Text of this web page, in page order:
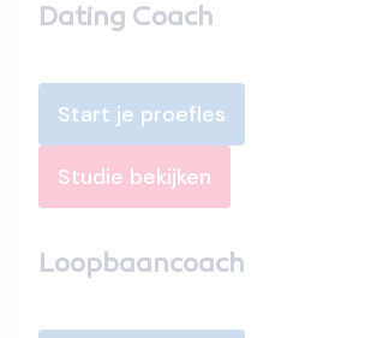
Dating Coach
Start je proefles
Studie bekijken
Loopbaancoach